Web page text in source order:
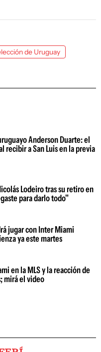
de Uruguay
Anderson Duarte: el
a San Luis en la previa
Lodeiro tras su retiro en
para darlo todo"
jugar con Inter Miami
ya este martes
en la MLS y la reacción de
mirá el video